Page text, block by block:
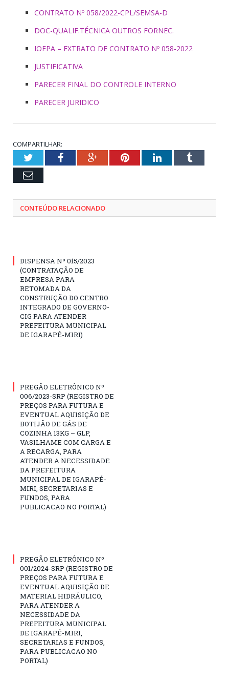
CONTRATO Nº 058/2022-CPL/SEMSA-D
DOC-QUALIF.TÉCNICA OUTROS FORNEC.
IOEPA – EXTRATO DE CONTRATO Nº 058-2022
JUSTIFICATIVA
PARECER FINAL DO CONTROLE INTERNO
PARECER JURIDICO
COMPARTILHAR:
TwitterFacebookGoogle+PinterestLinkedInTumblr
Email
CONTEÚDO RELACIONADO
DISPENSA Nº 015/2023
(CONTRATAÇÃO DE
EMPRESA PARA
RETOMADA DA
CONSTRUÇÃO DO CENTRO
INTEGRADO DE GOVERNO-
CIG PARA ATENDER
PREFEITURA MUNICIPAL
DE IGARAPÉ-MIRI)
PREGÃO ELETRÔNICO Nº
006/2023-SRP (REGISTRO DE
PREÇOS PARA FUTURA E
EVENTUAL AQUISIÇÃO DE
BOTIJÃO DE GÁS DE
COZINHA 13KG – GLP,
VASILHAME COM CARGA E
A RECARGA, PARA
ATENDER A NECESSIDADE
DA PREFEITURA
MUNICIPAL DE IGARAPÉ-
MIRI, SECRETARIAS E
FUNDOS, PARA
PUBLICACAO NO PORTAL)
PREGÃO ELETRÔNICO Nº
001/2024-SRP (REGISTRO DE
PREÇOS PARA FUTURA E
EVENTUAL AQUISIÇÃO DE
MATERIAL HIDRÁULICO,
PARA ATENDER A
NECESSIDADE DA
PREFEITURA MUNICIPAL
DE IGARAPÉ-MIRI,
SECRETARIAS E FUNDOS,
PARA PUBLICACAO NO
PORTAL)